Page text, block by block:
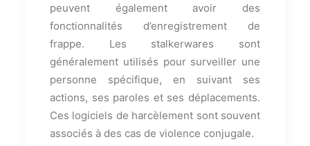
peuvent également avoir des
fonctionnalités d’enregistrement de
frappe. Les stalkerwares sont
généralement utilisés pour surveiller une
personne spécifique, en suivant ses
actions, ses paroles et ses déplacements.
Ces logiciels de harcèlement sont souvent
associés à des cas de violence conjugale.